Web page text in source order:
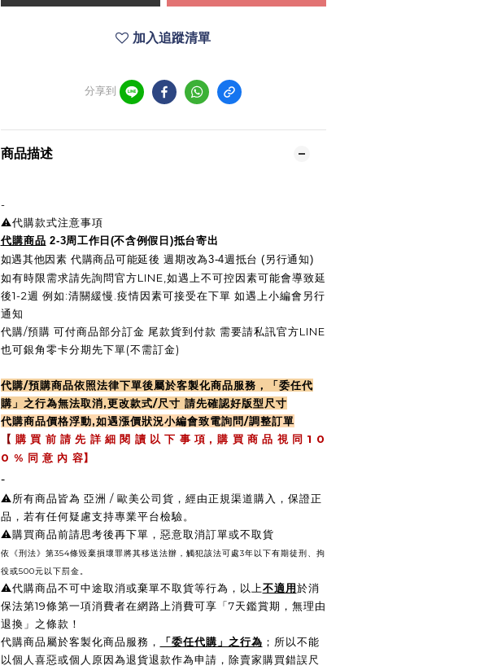
加入追蹤清單
分享到
商品描述
-
⚠️代購款式注意事項
代購商品 2-3周工作日(不含例假日)抵台寄出
如遇其他因素 代購商品可能延後 週期改為3-4週抵台 (另行通知)
如有時限需求請先詢問官方LINE,如遇上不可控因素可能會導致延
後1-2週 例如:清關緩慢.疫情因素可接受在下單 如遇上小編會另行
通知
代購/預購 可付商品部分訂金 尾款貨到付款 需要請私訊官方LINE
也可銀角零卡分期先下單(不需訂金)
代購/預購商品依照法律下單後屬於客製化商品服務，「委任代
購」之行為無法取消,更改款式/尺寸 請先確認好版型尺寸
代購商品價格浮動,如遇漲價狀況小編會致電詢問/調整訂單
【 購 買 前 請 先 詳 細 閱 讀 以 下 事 項 ,購 買 商 品 視 同 1 0
0 % 同 意 內 容】
-
⚠️所有商品皆為 亞洲 / 歐美公司貨，經由正規渠道購入，保證正
品，若有任何疑慮支持專業平台檢驗。
⚠️購買商品前請思考後再下單，惡意取消訂單或不取貨
依《刑法》第354條毀棄損壞罪將其移送法辦，觸犯該法可處3年以下有期徒刑、拘
役或500元以下罰金。
⚠️代購商品不可中途取消或棄單不取貨等行為，以上不適用於消
保法第19條第一項消費者在網路上消費可享「7天鑑賞期，無理由
退換」之條款！
代購商品屬於客製化商品服務，
「委任代購」之行為 ；所以不能
以個人喜惡或個人原因為退貨退款作為申請，除賣家購買錯誤尺